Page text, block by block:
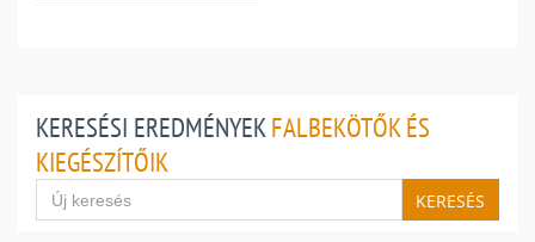
KERESÉSI EREDMÉNYEKFALBEKÖTŐK ÉS
KIEGÉSZÍTŐIK
KERESÉS